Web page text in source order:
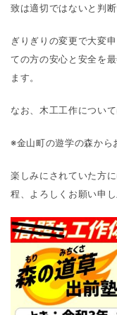
致は適切ではないと判断
ぎりぎりの変更で大変
ての方の安心と安全を
ます。
なお、木工工作につい
※金山町の遊学の森から
楽しみにされていた方
程、よろしくお願い申し